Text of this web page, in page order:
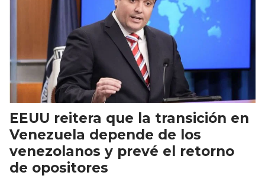
EEUU reitera que la transición en
Venezuela depende de los
venezolanos y prevé el retorno
de opositores